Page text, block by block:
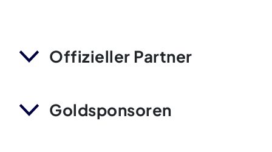
Offizieller Partner
Goldsponsoren